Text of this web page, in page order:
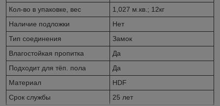
Кол-во в упаковке, вес
1,027 м.кв.; 12кг
Наличие подложки
Нет
Тип соединения
Замок
Влагостойкая пропитка
Да
Подходит для тёп. пола
Да
Материал
HDF
Срок службы
25 лет